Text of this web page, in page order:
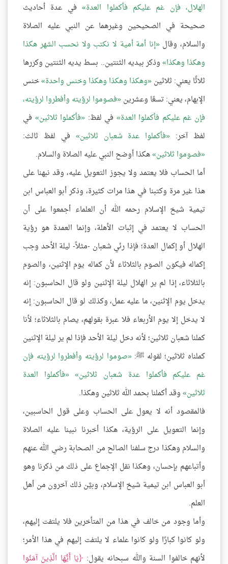
الهلال، فإن غم عليكم فأكملوا العدة في عدة أحاديث
صحيحة في الصحيحين وغيرهما عن النبي عليه الصلاة
والسلام، وقال إنا أمة أمية لا نكتب ولا نحسب الشهر هكذا
وهكذا وهكذا وذكر بيديه الثنتين.. بسط يديه الثنتين وكررها
ثلاثًا يعني: ثلاثين وهكذا وهكذا وهكذا وخنس واحدة خنس
الإبهام، يعني: تسعًا وعشرين فصوموا لرؤيته وأفطروا لرؤيته،
فإن غم عليكم فأكملوا العدة في لفظ: فأكملوا ثلاثين في
لفظ آخر:
فأكملوا عدة شعبان ثلاثين
في لفظ ثالث:
فصوموا ثلاثين هكذا أوضح النبي عليه الصلاة والسلام.
أما الحساب فلا يعتمد ولا يجوز التعويل عليه، وقد نبهنا على
هذا غير مرة وكتبنا في هذا مرات كثيرة، وذكر أبو العباس ابن
تيمية شيخ الإسلام رحمه الله أن العلماء أجمعوا على أن
الحساب لا يعتمد في إثبات الأهلة، وإنما العمدة هو رؤية
الهلال أو إكمال العدة؛ فإذا رئي شعبان -مثلاً- ليلة الأحد وجب
إكماله فيكون الصوم بالثلاثاء لأن كماله يوم الإثنين، والصوم
بالثلاثاء، إذا لم ير الهلال ليلة الإثنين ولو قال الحاسبون: إنه
يدخل يوم الإثنين، ما عليه عمل، وكذلك لو قال الحاسبون: إنه
لا يدخل إلا يوم الأربعاء فلا عبرة بقولهم، يصام بالثلاثاء؛ لأنا
كملنا شعبان ثلاثين؛ لأنه دخل ليلة الأحد فإذا لم ير ليلة الإثنين
كملناه ثلاثين؛ لقوله ﷺ: صوموا لرؤيته وأفطروا لرؤيته فإن
غم عليكم فأكملوا عدة شعبان ثلاثين
فأكملوا العدة
ثلاثين وقد أكملنا بحمد الله ثلاثين وهكذا.
فالمقصود أنه لا يعول على الحساب وعلى قول الحاسبين،
وإنما التعويل على الرؤية، هكذا أخبرنا نبينا عليه الصلاة
والسلام وهكذا درج سلفنا الصالح من الصحابة رضي الله عنهم
وأتباعهم بإحسان، وهكذا نقل الإجماع على ذلك من ذكرنا وهو
أبو العباس ابن تيمية شيخ الإسلام، وبيَّن ذلك آخرون من أهل
العلم.
وأما وجود من خالف في هذا من المتأخرين فلا يلتفت إليهم،
ولو كانوا كبارًا ولو كانوا علماء لا يلتفت إليهم في هذا الأمر؛
لأنهم خالفوا السنة والله سبحانه يقول:
يَا أَيُّهَا الَّذِينَ آمَنُوا